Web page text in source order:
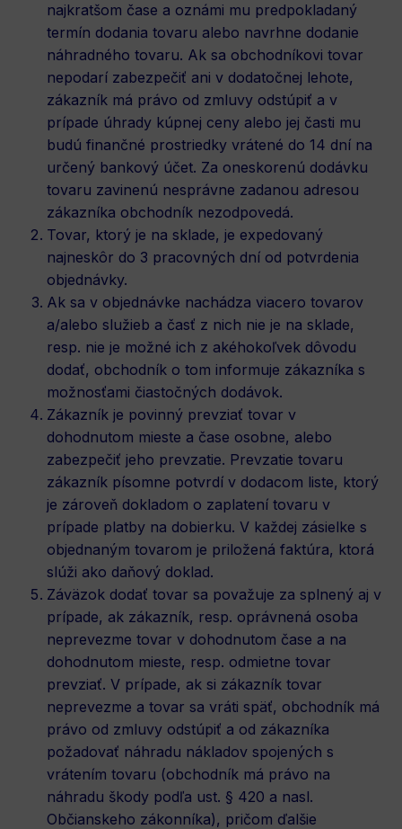
najkratšom čase a oznámi mu predpokladaný
termín dodania tovaru alebo navrhne dodanie
náhradného tovaru. Ak sa obchodníkovi tovar
nepodarí zabezpečiť ani v dodatočnej lehote,
zákazník má právo od zmluvy odstúpiť a v
prípade úhrady kúpnej ceny alebo jej časti mu
budú finančné prostriedky vrátené do 14 dní na
určený bankový účet. Za oneskorenú dodávku
tovaru zavinenú nesprávne zadanou adresou
zákazníka obchodník nezodpovedá.
Tovar, ktorý je na sklade, je expedovaný
najneskôr do 3 pracovných dní od potvrdenia
objednávky.
Ak sa v objednávke nachádza viacero tovarov
a/alebo služieb a časť z nich nie je na sklade,
resp. nie je možné ich z akéhokoľvek dôvodu
dodať, obchodník o tom informuje zákazníka s
možnosťami čiastočných dodávok.
Zákazník je povinný prevziať tovar v
dohodnutom mieste a čase osobne, alebo
zabezpečiť jeho prevzatie. Prevzatie tovaru
zákazník písomne potvrdí v dodacom liste, ktorý
je zároveň dokladom o zaplatení tovaru v
prípade platby na dobierku. V každej zásielke s
objednaným tovarom je priložená faktúra, ktorá
slúži ako daňový doklad.
Záväzok dodať tovar sa považuje za splnený aj v
prípade, ak zákazník, resp. oprávnená osoba
neprevezme tovar v dohodnutom čase a na
dohodnutom mieste, resp. odmietne tovar
prevziať. V prípade, ak si zákazník tovar
neprevezme a tovar sa vráti späť, obchodník má
právo od zmluvy odstúpiť a od zákazníka
požadovať náhradu nákladov spojených s
vrátením tovaru (obchodník má právo na
náhradu škody podľa ust. § 420 a nasl.
Občianskeho zákonníka), pričom ďalšie